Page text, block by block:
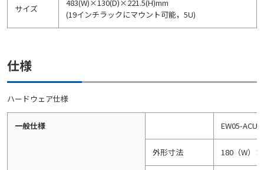
サイズ
483(W)×130(D)×221.5(H)mm
(19インチラックにマウント可能，5U)
仕様
ハードウェア仕様
一般仕様 EW05-ACU
外形寸法 180（W）